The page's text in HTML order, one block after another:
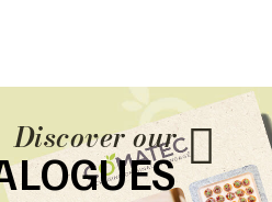
Discover our